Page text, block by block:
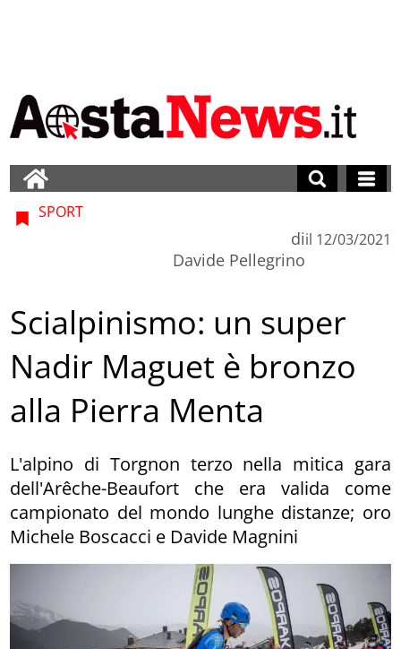
SPORT
di
Davide Pellegrino
il 12/03/2021
Scialpinismo: un super
Nadir Maguet è bronzo
alla Pierra Menta
L'alpino di Torgnon terzo nella mitica gara
dell'Arêche-Beaufort che era valida come
campionato del mondo lunghe distanze; oro
Michele Boscacci e Davide Magnini